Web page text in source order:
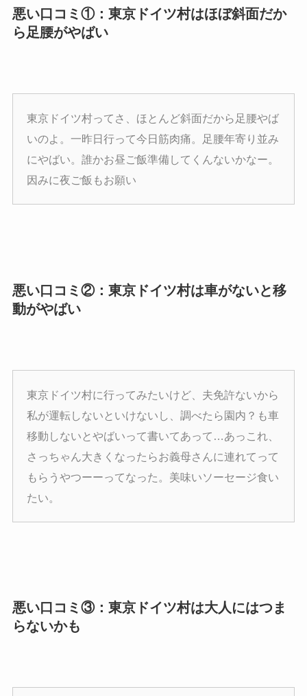
悪い口コミ①：東京ドイツ村はほぼ斜面だか
ら足腰がやばい
東京ドイツ村ってさ、ほとんど斜面だから足腰やば
いのよ。一昨日行って今日筋肉痛。足腰年寄り並み
にやばい。誰かお昼ご飯準備してくんないかなー。
因みに夜ご飯もお願い
悪い口コミ②：東京ドイツ村は車がないと移
動がやばい
東京ドイツ村に行ってみたいけど、夫免許ないから
私が運転しないといけないし、調べたら園内？も車
移動しないとやばいって書いてあって…あっこれ、
さっちゃん大きくなったらお義母さんに連れてって
もらうやつーーってなった。美味いソーセージ食い
たい。
悪い口コミ③：東京ドイツ村は大人にはつま
らないかも